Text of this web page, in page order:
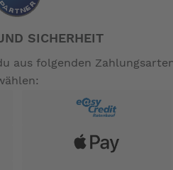
SICHERHEIT
aus folgenden